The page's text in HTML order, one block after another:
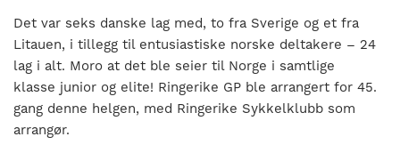
Det var seks danske lag med, to fra Sverige og et fra
Litauen, i tillegg til entusiastiske norske deltakere – 24
lag i alt. Moro at det ble seier til Norge i samtlige
klasse junior og elite! Ringerike GP ble arrangert for 45.
gang denne helgen, med Ringerike Sykkelklubb som
arrangør.